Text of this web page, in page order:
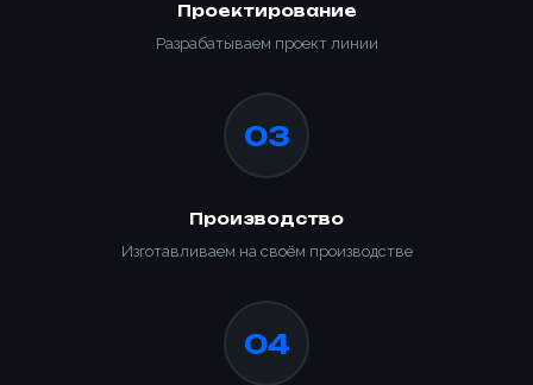
Проектирование
Разрабатываем проект линии
03
Производство
Изготавливаем на своём производстве
04